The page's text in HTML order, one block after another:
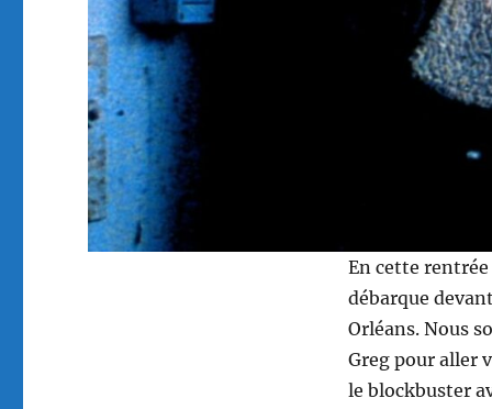
En cette rentrée
débarque
Orléans. Nous
Greg pour aller
le blockbuster